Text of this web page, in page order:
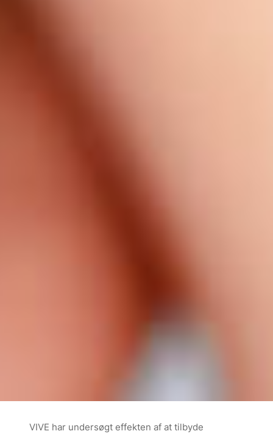
VIVE har undersøgt effekten af at tilbyde